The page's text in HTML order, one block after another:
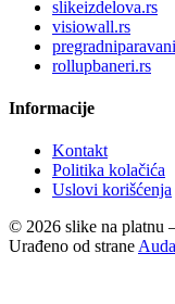
slikeizdelova.rs
visiowall.rs
rollupbaneri.rs
Informacije
Kontakt
Politika kolačića
Uslovi korišćenja
© 2026 slike na platnu
Urađeno od strane